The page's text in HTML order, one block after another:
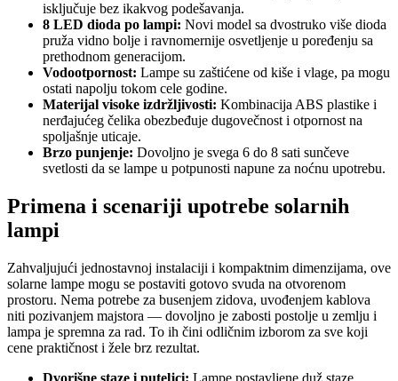
isključuje bez ikakvog podešavanja.
8 LED dioda po lampi: Novi model sa dvostruko više dioda
pruža vidno bolje i ravnomernije osvetljenje u poređenju sa
prethodnom generacijom.
Vodootpornost: Lampe su zaštićene od kiše i vlage, pa mogu
ostati napolju tokom cele godine.
Materijal visoke izdržljivosti: Kombinacija ABS plastike i
nerđajućeg čelika obezbeđuje dugovečnost i otpornost na
spoljašnje uticaje.
Brzo punjenje: Dovoljno je svega 6 do 8 sati sunčeve
svetlosti da se lampe u potpunosti napune za noćnu upotrebu.
Primena i scenariji upotrebe solarnih
lampi
Zahvaljujući jednostavnoj instalaciji i kompaktnim dimenzijama, ove
solarne lampe mogu se postaviti gotovo svuda na otvorenom
prostoru. Nema potrebe za busenjem zidova, uvođenjem kablova
niti pozivanjem majstora — dovoljno je zabosti postolje u zemlju i
lampa je spremna za rad. To ih čini odličnim izborom za sve koji
cene praktičnost i žele brz rezultat.
Dvorišne staze i puteljci: Lampe postavljene duž staze